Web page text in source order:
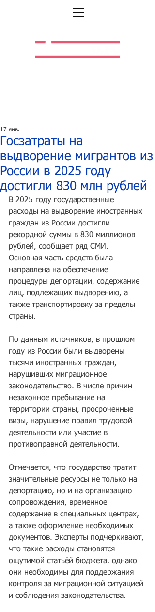
Госзатраты на
выдворение мигрантов из
России в 2025 году
достигли 830 млн рублей
17 янв.
В 2025 году государственные
расходы на выдворение иностранных
граждан из России достигли
рекордной суммы в 830 миллионов
рублей, сообщает ряд СМИ.
Основная часть средств была
направлена на обеспечение
процедуры депортации, содержание
лиц, подлежащих выдворению, а
также транспортировку за пределы
страны.
По данным источников, в прошлом
году из России были выдворены
тысячи иностранных граждан,
нарушивших миграционное
законодательство. В числе причин -
незаконное пребывание на
территории страны, просроченные
визы, нарушение правил трудовой
деятельности или участие в
противоправной деятельности.
Отмечается, что государство тратит
значительные ресурсы не только на
депортацию, но и на организацию
сопровождения, временное
содержание в специальных центрах,
а также оформление необходимых
документов. Эксперты подчеркивают,
что такие расходы становятся
ощутимой статьёй бюджета, однако
они необходимы для поддержания
контроля за миграционной ситуацией
и соблюдения законодательства.